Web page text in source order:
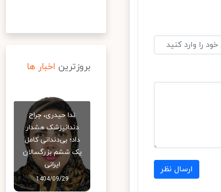
ارسال نظر
بروزترین اخبار ها
ندا حیدری، جراح
دندانپزشک هشدار
داد؛ بی‌دندانی کامل
یک ششم بزرگسالان
ایرانی
1404/09/29